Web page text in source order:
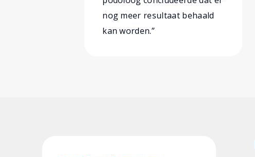
nog meer resultaat behaald
kan worden.”